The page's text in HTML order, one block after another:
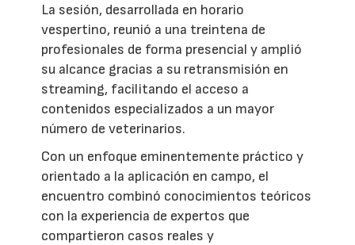
La sesión, desarrollada en horario
vespertino, reunió a una treintena de
profesionales de forma presencial y amplió
su alcance gracias a su retransmisión en
streaming, facilitando el acceso a
contenidos especializados a un mayor
número de veterinarios.
Con un enfoque eminentemente práctico y
orientado a la aplicación en campo, el
encuentro combinó conocimientos teóricos
con la experiencia de expertos que
compartieron casos reales y